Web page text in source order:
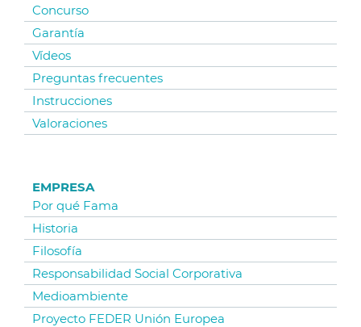
Concurso
Garantía
Vídeos
Preguntas frecuentes
Instrucciones
Valoraciones
EMPRESA
Por qué Fama
Historia
Filosofía
Responsabilidad Social Corporativa
Medioambiente
Proyecto FEDER Unión Europea